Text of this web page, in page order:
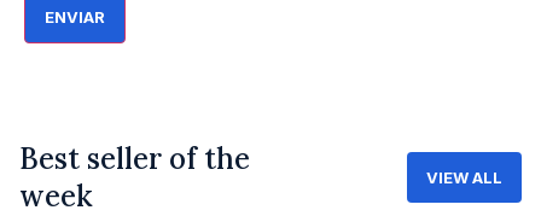
Best seller of the
week
VIEW ALL